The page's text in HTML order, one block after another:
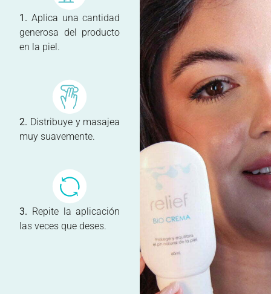
1. Aplica una cantidad
generosa del producto
en la piel.
2. Distribuye y masajea
muy suavemente.
3. Repite la aplicación
las veces que deses.